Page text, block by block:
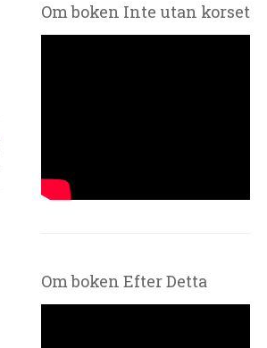
Om boken Inte utan korset
Om boken Efter Detta